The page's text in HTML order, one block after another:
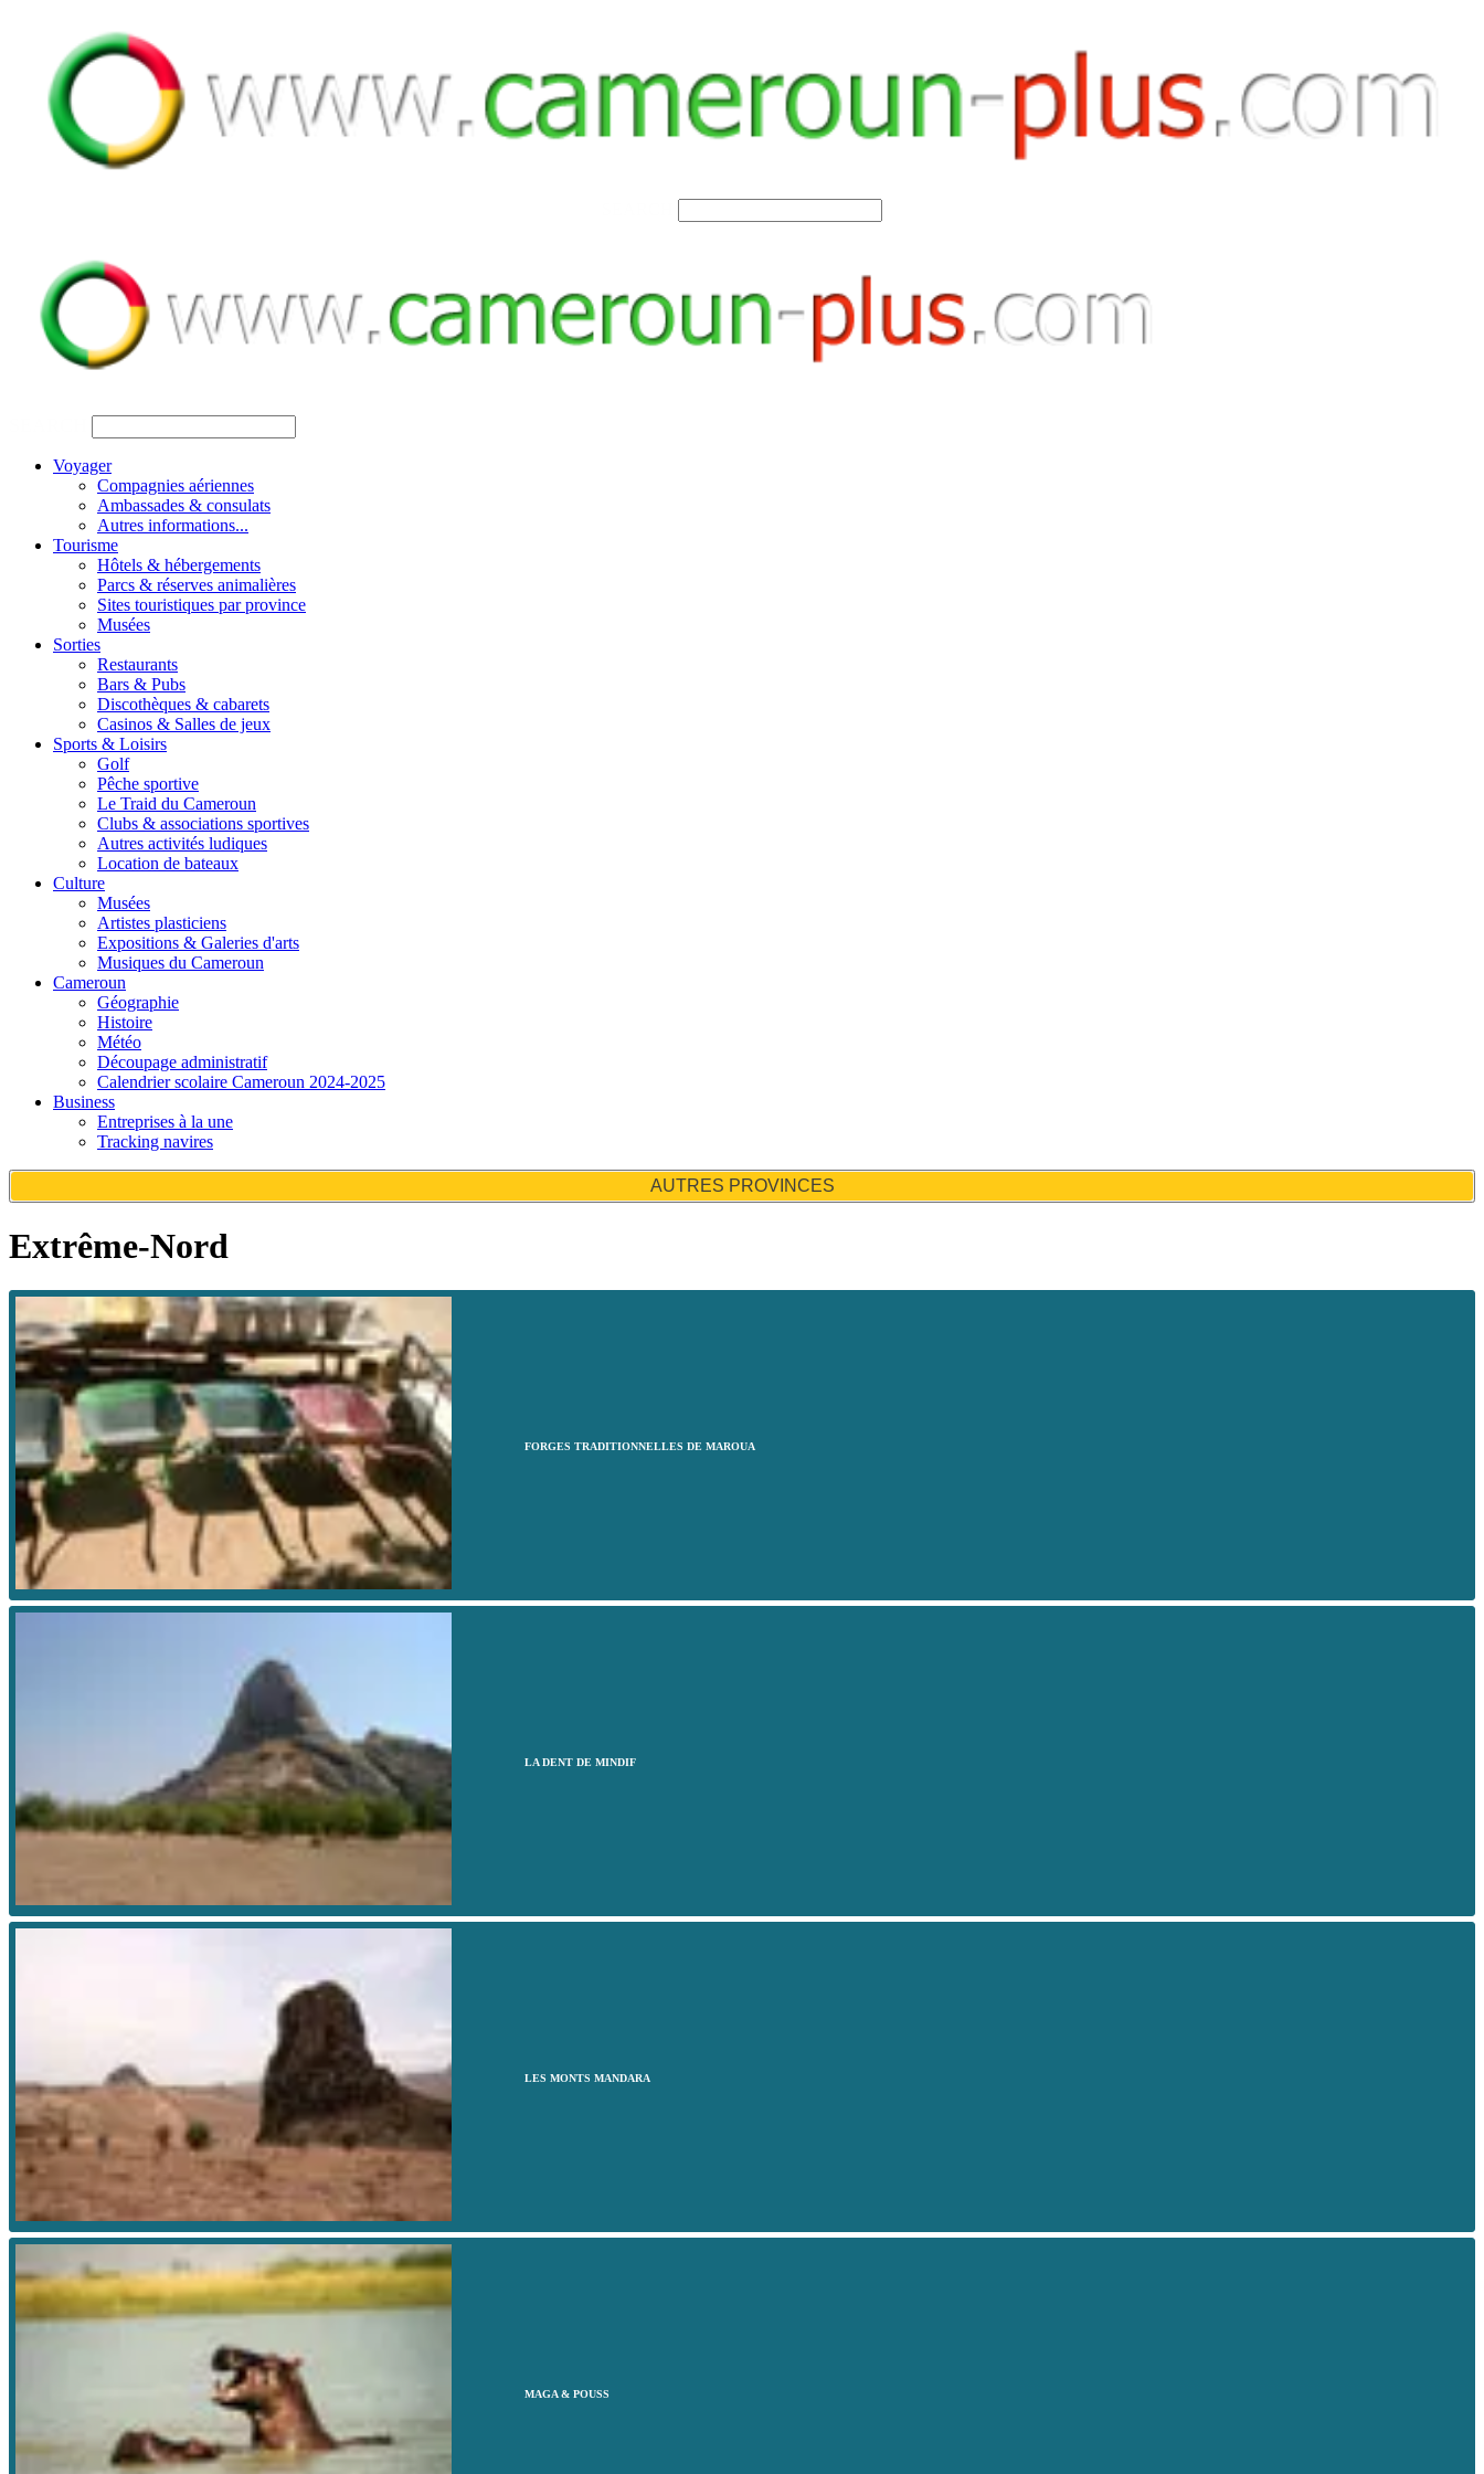
Voyager
Compagnies aériennes
Ambassades & consulats
Autres informations...
Tourisme
Hôtels & hébergements
Parcs & réserves animalières
Sites touristiques par province
Musées
Sorties
Restaurants
Bars & Pubs
Discothèques & cabarets
Casinos & Salles de jeux
Sports & Loisirs
Golf
Pêche sportive
Le Traid du Cameroun
Clubs & associations sportives
Autres activités ludiques
Location de bateaux
Culture
Musées
Artistes plasticiens
Expositions & Galeries d'arts
Musiques du Cameroun
Cameroun
Géographie
Histoire
Météo
Découpage administratif
Calendrier scolaire Cameroun 2024-2025
Business
Entreprises à la une
Tracking navires
AUTRES PROVINCES
Extrême-Nord
FORGES TRADITIONNELLES DE MAROUA
LA DENT DE MINDIF
LES MONTS MANDARA
MAGA & POUSS